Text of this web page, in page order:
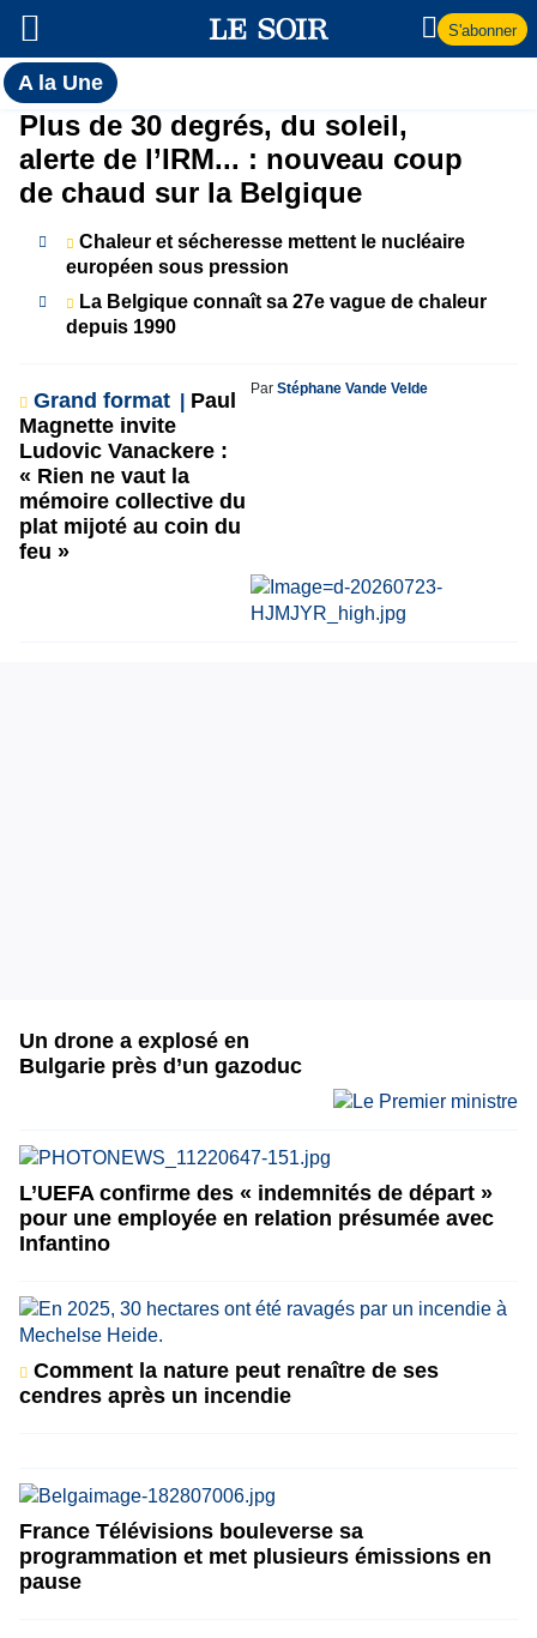
S'abonner
A la UneToutes
l'actualité
du Soir
A
la
Une
Plus de 30 degrés, du soleil,
alerte de l’IRM... : nouveau coup
de chaud sur la Belgique
Chaleur et sécheresse mettent le nucléaire
européen sous pression
La Belgique connaît sa 27e vague de chaleur
depuis 1990
Grand format
Paul
Magnette invite
Ludovic Vanackere :
« Rien ne vaut la
mémoire collective du
plat mijoté au coin du
feu »
Par Stéphane Vande Velde
Un drone a explosé en
Bulgarie près d’un gazoduc
L’UEFA confirme des « indemnités de départ »
pour une employée en relation présumée avec
Infantino
Comment la nature peut renaître de ses
cendres après un incendie
France Télévisions bouleverse sa
programmation et met plusieurs émissions en
pause